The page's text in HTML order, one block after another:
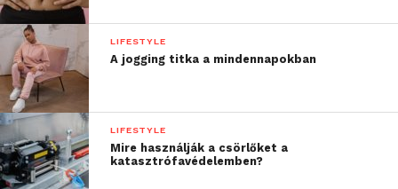
LIFESTYLE
A jogging titka a mindennapokban
LIFESTYLE
Mire használják a csörlőket a
katasztrófavédelemben?